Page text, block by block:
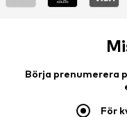
Börja prenumerera
För